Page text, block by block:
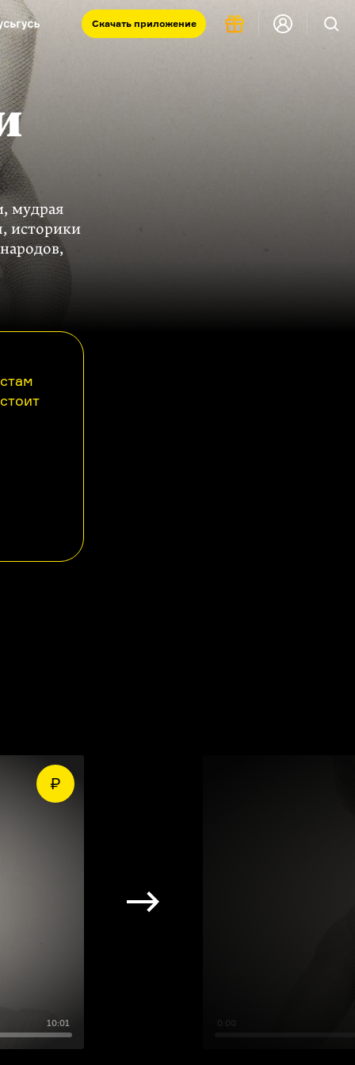
Скачать приложение
Запад и Восток: история культур
такое античность
мудрая
историки
10:01 0:00